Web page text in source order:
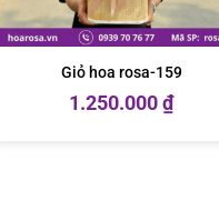
Giỏ hoa rosa-159
1.250.000₫